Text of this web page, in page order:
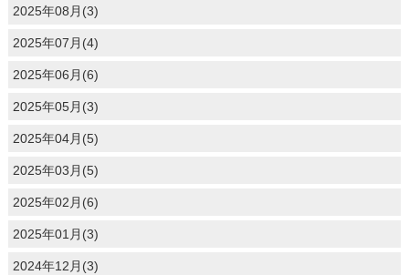
2025年08月(3)
2025年07月(4)
2025年06月(6)
2025年05月(3)
2025年04月(5)
2025年03月(5)
2025年02月(6)
2025年01月(3)
2024年12月(3)